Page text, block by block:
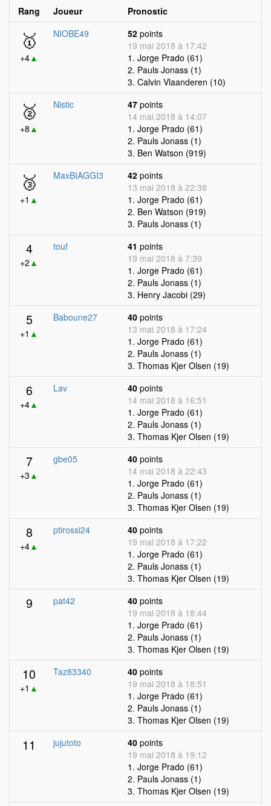
Rang Joueur Pronostic
🥇
+4▲
NIOBE49 52 points
19 mai 2018 à 17:42
1. Jorge Prado (61)
2. Pauls Jonass (1)
3. Calvin Vlaanderen (10)
🥈
+8 ▲
Nistic 47 points
14 mai 2018 à 14:07
1. Jorge Prado (61)
2. Pauls Jonass (1)
3. Ben Watson (919)
🥉
+1 ▲
MaxBIAGGI3 42 points
13 mai 2018 à 22:38
1. Jorge Prado (61)
2. Ben Watson (919)
3. Pauls Jonass (1)
4
+2 ▲
touf 41 points
19 mai 2018 à 7:39
1. Jorge Prado (61)
2. Pauls Jonass (1)
3. Henry Jacobi (29)
5
+1 ▲
Baboune27 40 points
13 mai 2018 à 17:24
1. Jorge Prado (61)
2. Pauls Jonass (1)
3. Thomas Kjer Olsen (19)
6
+4▲
Lav 40 points
14 mai 2018 à 16:51
1. Jorge Prado (61)
2. Pauls Jonass (1)
3. Thomas Kjer Olsen (19)
7
+3 ▲
gbe05 40 points
14 mai 2018 à 22:43
1. Jorge Prado (61)
2. Pauls Jonass (1)
3. Thomas Kjer Olsen (19)
8
+4▲
ptirossi24 40 points
19 mai 2018 à 17:22
1. Jorge Prado (61)
2. Pauls Jonass (1)
3. Thomas Kjer Olsen (19)
9 pat42 40 points
19 mai 2018 à 18:44
1. Jorge Prado (61)
2. Pauls Jonass (1)
3. Thomas Kjer Olsen (19)
10
+1 ▲
Taz83340 40 points
19 mai 2018 à 18:51
1. Jorge Prado (61)
2. Pauls Jonass (1)
3. Thomas Kjer Olsen (19)
11 jujutoto 40 points
19 mai 2018 à 19:12
1. Jorge Prado (61)
2. Pauls Jonass (1)
3. Thomas Kjer Olsen (19)